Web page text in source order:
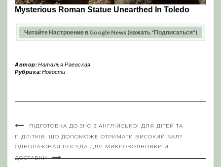
Читайте Настроение в Google News (нажать "Подписаться")
Автор:Наталья Раевская
Рубрика:Новости
ПІДГОТОВКА ДО ЗНО З АНГЛІЙСЬКОЇ ДЛЯ ДІТЕЙ ТА
ПІДЛІТКІВ: ЩО ДОПОМОЖЕ ОТРИМАТИ ВИСОКИЙ БАЛ?
ОДНОРАЗОВАЯ ПОСУДА ДЛЯ МИКРОВОЛНОВКИ И
ДОСТАВКИ